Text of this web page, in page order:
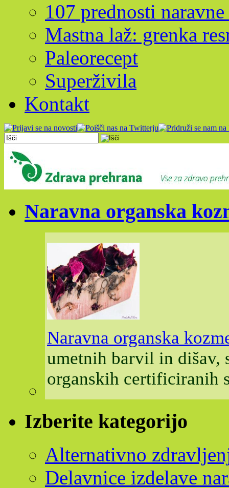
107 prednosti
Mastna laž: grenka
Paleorecept
Superživila
Kontakt
Naravna organska
Naravna organska
umetnih barvil in dišav,
organskih certificiranih
Izberite kategorijo
Alternativno
Delavnice izdelave